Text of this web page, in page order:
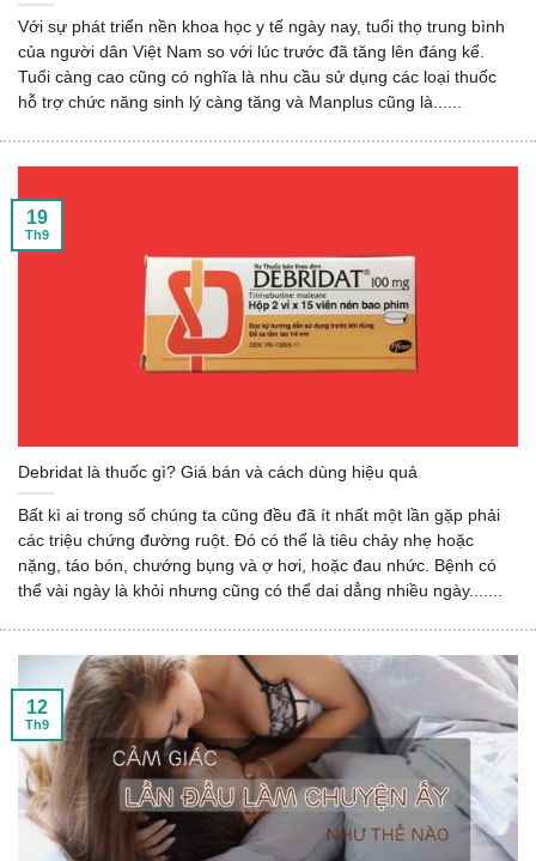
Với sự phát triển nền khoa học y tế ngày nay, tuổi thọ trung bình
của người dân Việt Nam so với lúc trước đã tăng lên đáng kể.
Tuổi càng cao cũng có nghĩa là nhu cầu sử dụng các loại thuốc
hỗ trợ chức năng sinh lý càng tăng và Manplus cũng là......
Debridat là thuốc gì? Giá bán và cách dùng hiệu quả
Bất kì ai trong số chúng ta cũng đều đã ít nhất một lần gặp phải
các triệu chứng đường ruột. Đó có thể là tiêu chảy nhẹ hoặc
nặng, táo bón, chướng bụng và ợ hơi, hoặc đau nhức. Bệnh có
thể vài ngày là khỏi nhưng cũng có thể dai dẳng nhiều ngày.......
19
Th9
12
Th9